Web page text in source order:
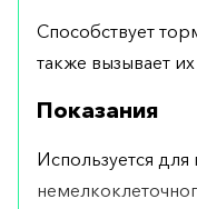
Способствует
также вызывает
Показания
Используется